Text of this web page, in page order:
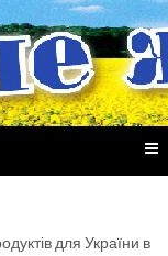
для України в